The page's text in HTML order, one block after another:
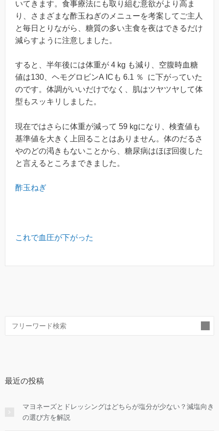
いてきます。食事療法にも取り組む意欲がより高ま
り、さまざまな酢玉ねぎのメニューを考案してご主人
と毎日とりながら、糖質の多い主食を夜はできるだけ
減らすように注意しました。
すると、半年後には体重が 4 kg も減り、空腹時血糖
値は130、ヘモグロビンA ICも 6.1 ％ に下がっていた
のです。体調がいいだけでなく、肌はツヤツヤして体
型もスッキリしました。
現在ではさらに体重が減って 59 kgになり、検査値も
基準値を大きく上回ることはありません。体のだるさ
やのどの渇きもないことから、糖尿病はほぼ回復した
と言えるところまできました。
酢玉ねぎ
これで血圧が下がった
最近の投稿
マヨネーズとドレッシングはどちらが塩分が少ない？減塩向き
の選び方を解説